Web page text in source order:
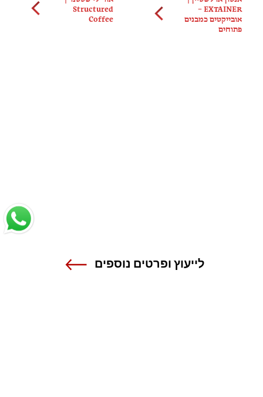
EXTAINER –
אובייקטים כמבנים
פתוחים
Structured
Coffee
לייעוץ ופרטים נוספים